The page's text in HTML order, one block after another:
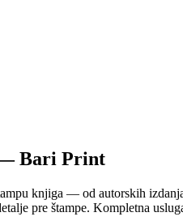
— Bari Print
knjiga — od autorskih
pre štampe. Kompletna